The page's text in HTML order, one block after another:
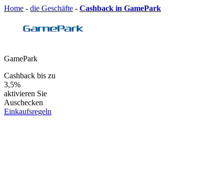
Home - die Geschäfte - Cashback in GamePark
GamePark
Cashback bis zu
3,5%
aktivieren Sie
Auschecken
Einkaufsregeln